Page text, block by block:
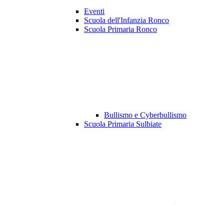
Eventi
Scuola dell'Infanzia Ronco
Scuola Primaria Ronco
Bullismo e Cyberbullismo
Scuola Primaria Sulbiate